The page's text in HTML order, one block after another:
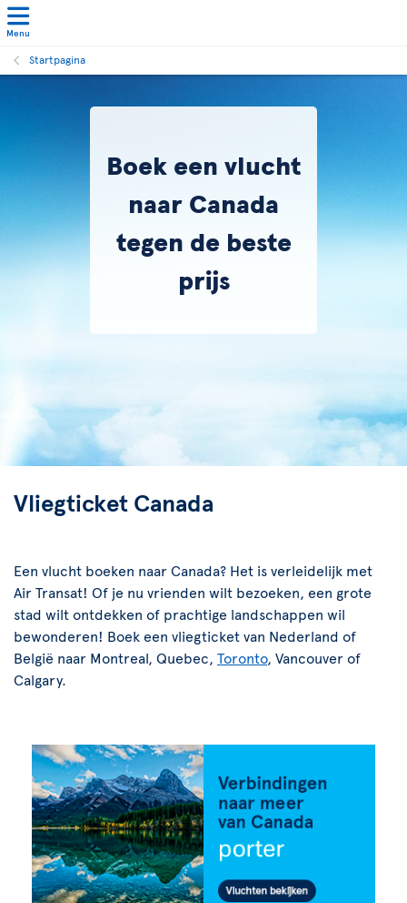
Menu
Startpagina
Boek een vlucht
naar Canada
tegen de beste
prijs
Vliegticket Canada
Een vlucht boeken naar Canada? Het is verleidelijk met
Air Transat! Of je nu vrienden wilt bezoeken, een grote
stad wilt ontdekken of prachtige landschappen wil
bewonderen! Boek een vliegticket van Nederland of
België naar Montreal, Quebec, Toronto, Vancouver of
Calgary.